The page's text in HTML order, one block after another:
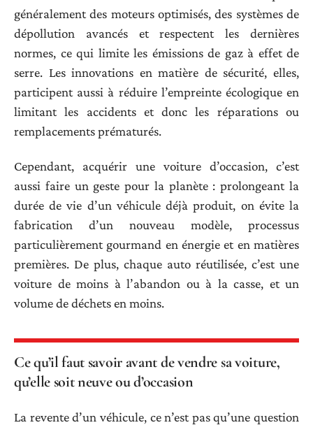
généralement des moteurs optimisés, des systèmes de
dépollution avancés et respectent les dernières
normes, ce qui limite les émissions de gaz à effet de
serre. Les innovations en matière de sécurité, elles,
participent aussi à réduire l’empreinte écologique en
limitant les accidents et donc les réparations ou
remplacements prématurés.
Cependant, acquérir une voiture d’occasion, c’est
aussi faire un geste pour la planète : prolongeant la
durée de vie d’un véhicule déjà produit, on évite la
fabrication d’un nouveau modèle, processus
particulièrement gourmand en énergie et en matières
premières. De plus, chaque auto réutilisée, c’est une
voiture de moins à l’abandon ou à la casse, et un
volume de déchets en moins.
Ce qu’il faut savoir avant de vendre sa voiture,
qu’elle soit neuve ou d’occasion
La revente d’un véhicule, ce n’est pas qu’une question